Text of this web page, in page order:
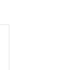
ve
öneri